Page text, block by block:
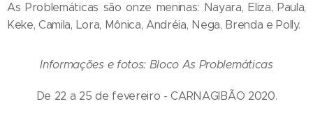
As Problemáticas são onze meninas: Nayara, Eliza, Paula,
Keke, Camila, Lora, Mônica, Andréia, Nega, Brenda e Polly.
Informações e fotos: Bloco As Problemáticas
De 22 a 25 de fevereiro - CARNAGIBÃO 2020.